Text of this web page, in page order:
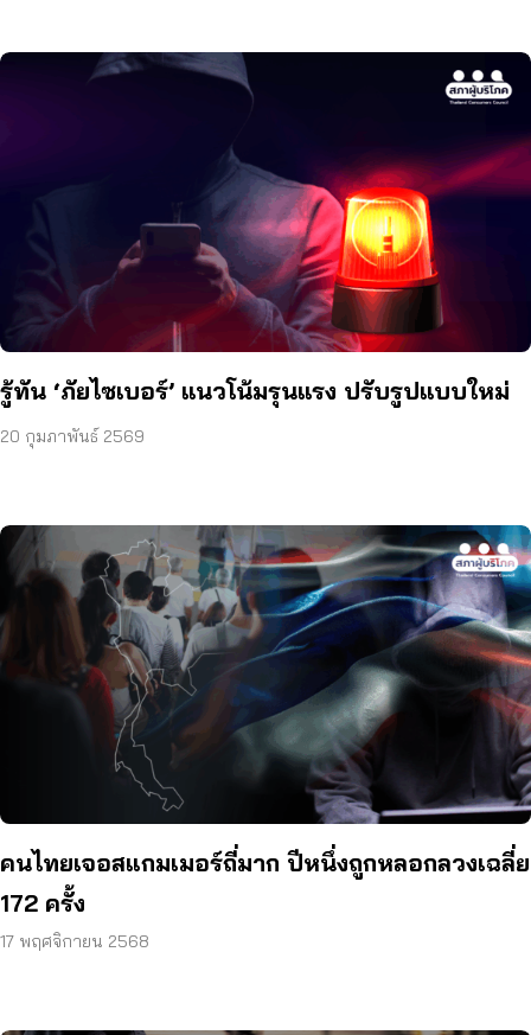
รู้ทัน ‘ภัยไซเบอร์’ แนวโน้มรุนแรง ปรับรูปแบบใหม่
20 กุมภาพันธ์ 2569
คนไทยเจอสแกมเมอร์ถี่มาก ปีหนึ่งถูกหลอกลวงเฉลี่ย
172 ครั้ง
17 พฤศจิกายน 2568